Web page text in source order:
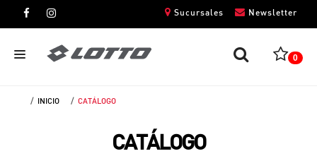
Newsletter
Sucursales
0
INICIO CATÁLOGO
CATÁLOGO